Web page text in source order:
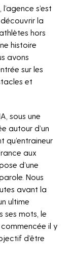
s’est
la
hors
histoire
avons
sur les
et
sous une
autour d’un
qu’entraineur
aux
d’une
Nous
avant la
ultime
ses mots, le
il y
d’être